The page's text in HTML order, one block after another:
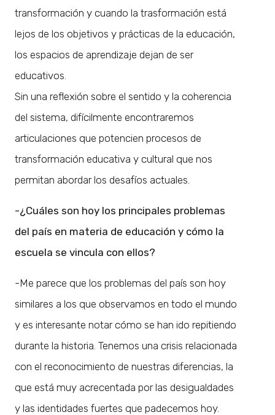
transformación y cuando la trasformación está
lejos de los objetivos y prácticas de la educación,
los espacios de aprendizaje dejan de ser
educativos.
Sin una reflexión sobre el sentido y la coherencia
del sistema, difícilmente encontraremos
articulaciones que potencien procesos de
transformación educativa y cultural que nos
permitan abordar los desafíos actuales.
-¿Cuáles son hoy los principales problemas
del país en materia de educación y cómo la
escuela se vincula con ellos?
-Me parece que los problemas del país son hoy
similares a los que observamos en todo el mundo
y es interesante notar cómo se han ido repitiendo
durante la historia. Tenemos una crisis relacionada
con el reconocimiento de nuestras diferencias, la
que está muy acrecentada por las desigualdades
y las identidades fuertes que padecemos hoy.